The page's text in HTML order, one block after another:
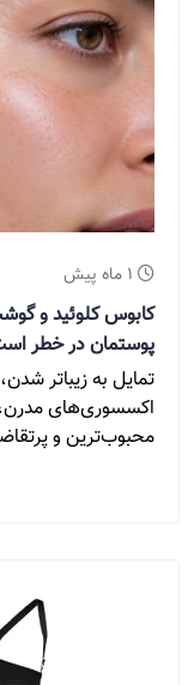
1 ماه پیش
کابوس کلوئید و
پوستمان در خطر
تمایل به زیباتر
اکسسوری‌های
محبوب‌ترین و